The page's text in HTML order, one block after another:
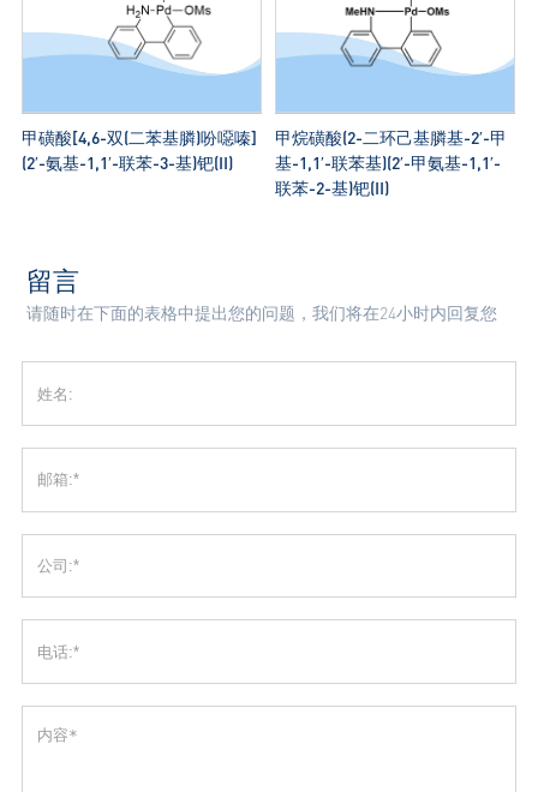
甲磺酸[4,6-双(二苯基膦)吩噁嗪]
(2′-氨基-1,1′-联苯-3-基)钯(II)
甲烷磺酸(2-二环己基膦基-2′-甲
基-1,1′-联苯基)(2′-甲氨基-1,1′-
联苯-2-基)钯(II)
留言
请随时在下面的表格中提出您的问题，我们将在24小时内回复您